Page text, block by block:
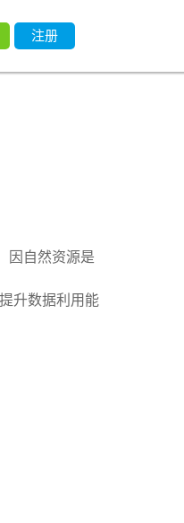
注册
因自然资源是
升数据利用能